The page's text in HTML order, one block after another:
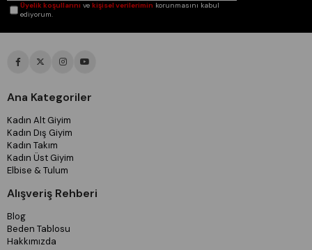
Üyelik koşullarını vekişisel verilerimin korunmasını kabul
ediyorum.
Ana Kategoriler
Kadın Alt Giyim
Kadın Dış Giyim
Kadın Takım
Kadın Üst Giyim
Elbise & Tulum
Alışveriş Rehberi
Blog
Beden Tablosu
Hakkımızda